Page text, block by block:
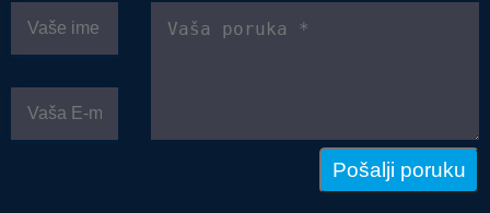
Pošalji poruku